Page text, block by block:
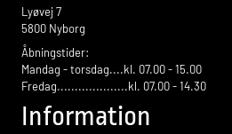
Lyøvej 7
5800 Nyborg
Åbningstider:
Mandag - torsdag....kl. 07.00 - 15.00
Fredag....................kl. 07.00 - 14.30
Information